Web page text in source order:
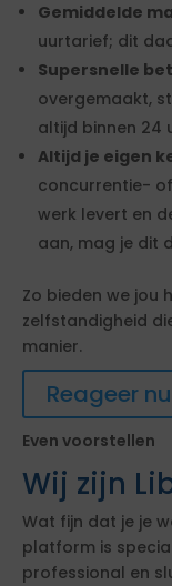
Gemiddelde
uurtarief; dit
Supersnelle
overgemaakt,
altijd binnen 24
Altijd je eigen
concurrentie-
werk levert en
aan, mag je dit
Zo bieden we jou
zelfstandigheid
manier.
Reageer nu
Even voorstellen
Wij zijn
Wat fijn dat je je
platform is
professional en